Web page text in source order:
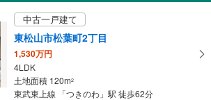
3LDK
土地面積 203.62m2
東武東上線 「つきのわ」駅 徒歩29分
中古一戸建て
東松山市松葉町2丁目
1,530万円
4LDK
土地面積 120m2
東武東上線 「つきのわ」駅 徒歩62分